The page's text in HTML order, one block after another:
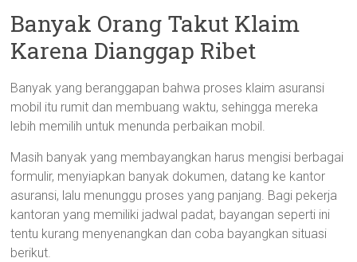
Banyak Orang Takut Klaim
Karena Dianggap Ribet
Banyak yang beranggapan bahwa proses klaim asuransi
mobil itu rumit dan membuang waktu, sehingga mereka
lebih memilih untuk menunda perbaikan mobil.
Masih banyak yang membayangkan harus mengisi berbagai
formulir, menyiapkan banyak dokumen, datang ke kantor
asuransi, lalu menunggu proses yang panjang. Bagi pekerja
kantoran yang memiliki jadwal padat, bayangan seperti ini
tentu kurang menyenangkan dan coba bayangkan situasi
berikut.